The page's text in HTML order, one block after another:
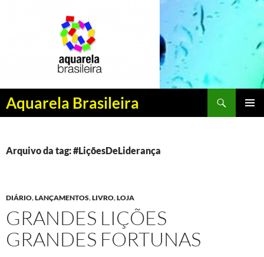
Aquarela Brasileira
Pesquisar
PULAR
CONTEÚDO
Arquivo da tag: #LiçõesDeLiderança
DIÁRIO,LANÇAMENTOS,LIVRO,LOJA
GRANDES LIÇÕES
GRANDES FORTUNAS